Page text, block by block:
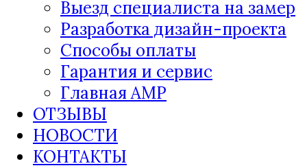
Выезд специалиста на замер
Разработка дизайн-проекта
Способы оплаты
Гарантия и сервис
Главная AMP
ОТЗЫВЫ
НОВОСТИ
КОНТАКТЫ